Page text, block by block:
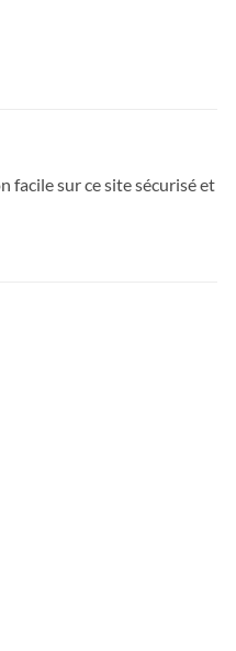
facile sur ce site sécurisé et